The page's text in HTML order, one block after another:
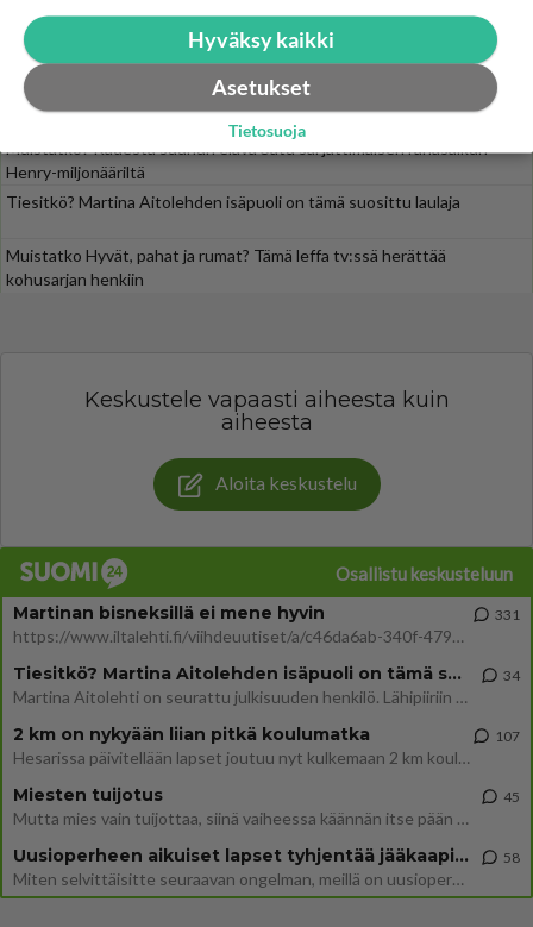
Mitä tuot pöytään parisuhteessa? 459
SUOMI24 VIIHDE
Muistatko? Kädestä suuhun elävä Satu sai jättimäisen rahasalkun
Henry-miljonääriltä
Tiesitkö? Martina Aitolehden isäpuoli on tämä suosittu laulaja
Muistatko Hyvät, pahat ja rumat? Tämä leffa tv:ssä herättää
kohusarjan henkiin
Keskustele vapaasti aiheesta kuin
aiheesta
Aloita keskustelu
Osallistu keskusteluun
Martinan bisneksillä ei mene hyvin
https://www.iltalehti.fi/viihdeuutiset/a/c46da6ab-340f-4790-aaa7-0865eed2336 Yrityksen konkurssihakemus on tullut kärä
331
Tiesitkö? Martina Aitolehden isäpuoli on tämä suosittu laulaja
Martina Aitolehti on seurattu julkisuuden henkilö. Lähipiiriin mahtuu muitakin tunnettuja henkilöitä. Tiesitkö, että Ma
34
2 km on nykyään liian pitkä koulumatka
Hesarissa päivitellään lapset joutuu nyt kulkemaan 2 km kouluun jösses. Ruostefillarilla tuo matka menee vaikka miten äk
107
Miesten tuijotus
Mutta mies vain tuijottaa, siinä vaiheessa käännän itse pään pois. Mikä juttu? Yleensä jos joku tuijottaa tai katsoo, hä
45
Uusioperheen aikuiset lapset tyhjentää jääkaapin käydessään
Miten selvittäisitte seuraavan ongelman, meillä on uusioperhe, minulla teini-ikäiset lapset ja puolisolla aikuiset, jotk
58
Hyväksy kaikki
Asetukset
Tietosuoja